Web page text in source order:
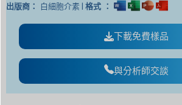
出版商： 白細胞介素 | 格式 ：
下載免費樣品
與分析師交談